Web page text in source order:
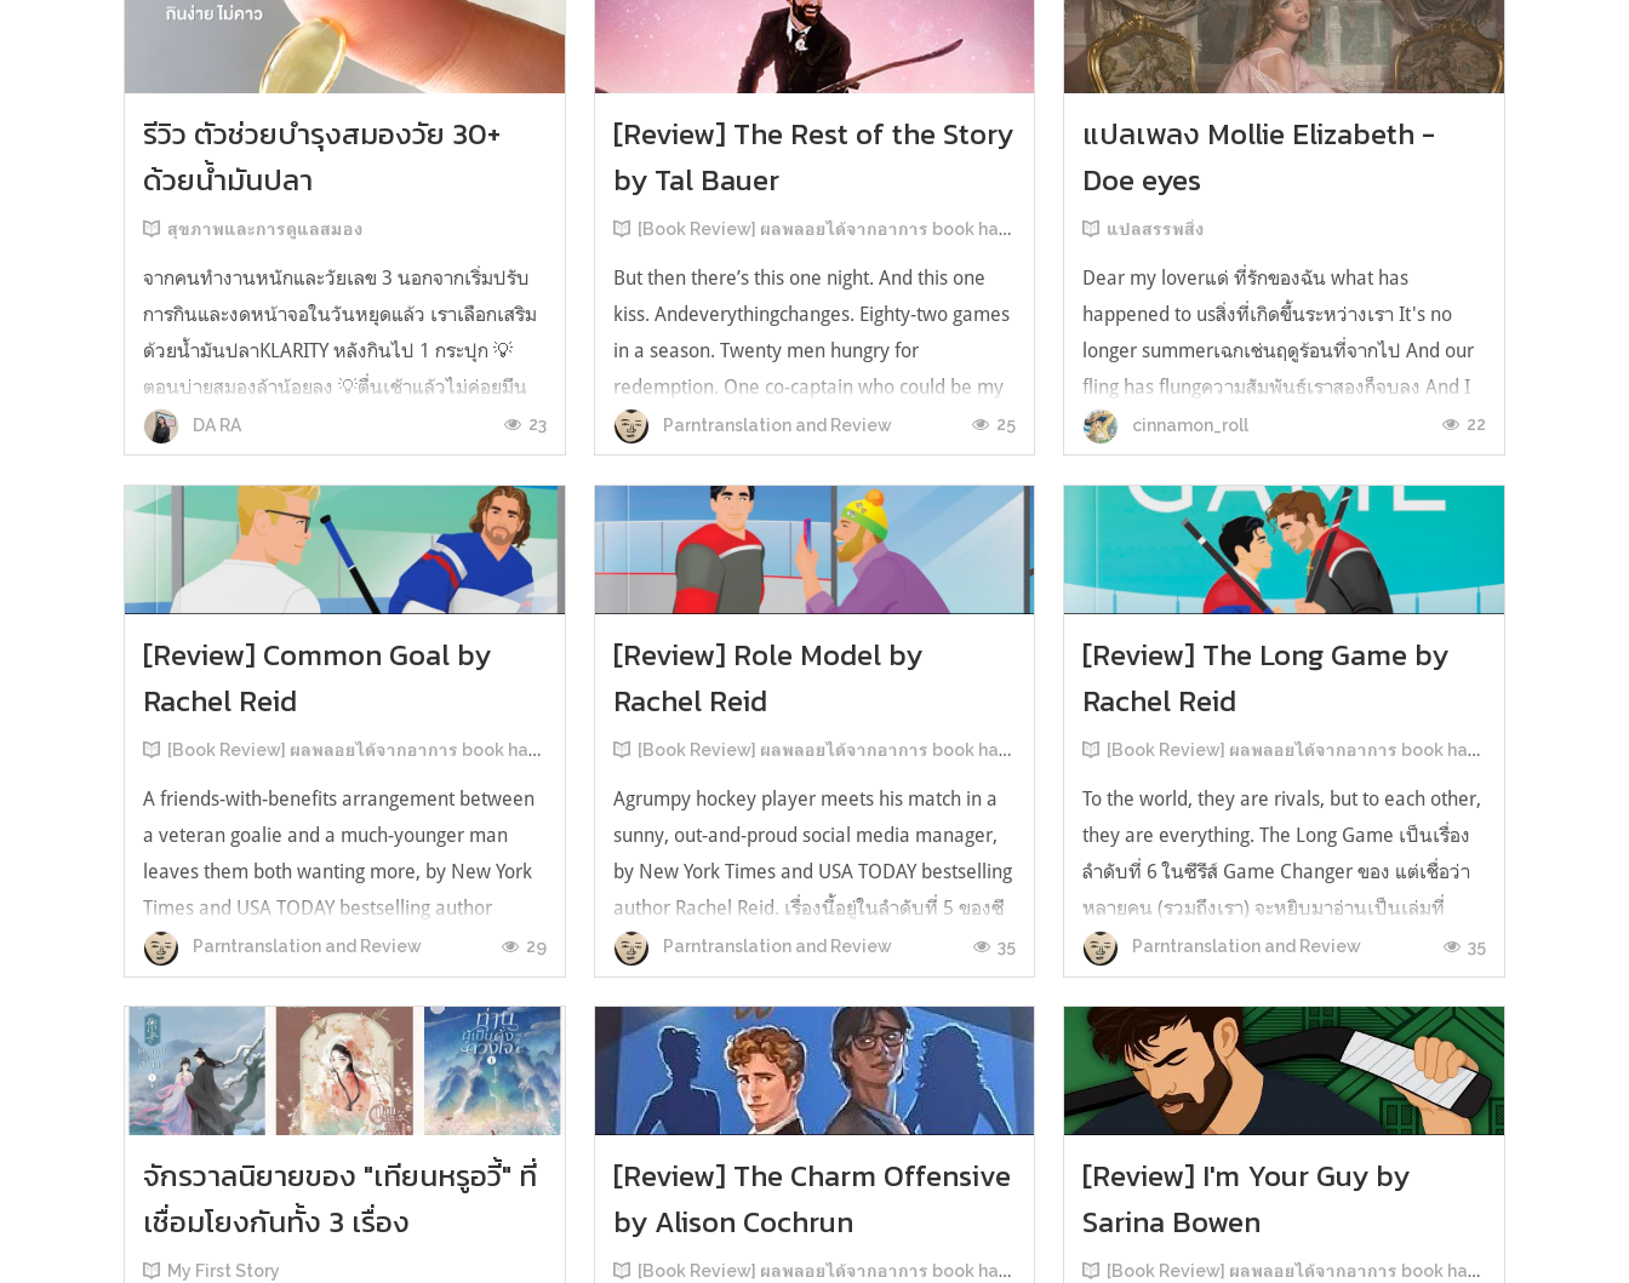
รีวิว ตัวช่วยบำรุงสมองวัย 30+
ด้วยน้ำมันปลา
สุขภาพและการดูแลสมอง
จากคนทำงานหนักและวัยเลข 3 นอกจากเริ่มปรับ
การกินและงดหน้าจอในวันหยุดแล้ว เราเลือกเสริม
ด้วยน้ำมันปลาKLARITY หลังกินไป 1 กระปุก 💡
ตอนบ่ายสมองล้าน้อยลง 💡ตื่นเช้าแล้วไม่ค่อยมึน
หัว 💡ไอเดียไม่ตัน ยิ่งทำงานสาย Content แนะนำ
ว่าควรมี ชอบตรงที่ไม่มีกลิ่นคาวเลย กินง่ายสุด
ตั้งแต่เคยกินน้ำมันปลามาเลย ใครที่เคยกิ...
DA RA 23
[Review] The Rest of the Story
by Tal Bauer
[Book Review] ผลพลอยได้จากอาการ book hangover หลังอ่านสารพัน MM Romance
But then there’s this one night. And this one
kiss. Andeverythingchanges. Eighty-two games
in a season. Twenty men hungry for
redemption. One co-captain who could be my
forever. This is the rest of the story. หลังอ่าน
แบบฟีลกู้ดติดๆ กันแล้ว เลยอยากได้ความแสบ
ทรวงในชีวิตบ้าง (หาเรื่อง!) เล่มนี้คู่หูเอ...
Parntranslation and Review 25
แปลเพลง Mollie Elizabeth -
Doe eyes
แปลสรรพสิ่ง
Dear my loverแด่ ที่รักของฉัน what has
happened to usสิ่งที่เกิดขึ้นระหว่างเรา It's no
longer summerเฉกเช่นฤดูร้อนที่จากไป And our
fling has flungความสัมพันธ์เราสองก็จบลง And I
still spin your recordsแต่ฉันยังเล่นเพลงโปรดของ
คุณบนแผ่นเสียงไวนิล And You still feel like
homeในใจฉัน ตัวตนคุณก็ยังอบอ...
cinnamon_roll 22
[Review] Common Goal by
Rachel Reid
[Book Review] ผลพลอยได้จากอาการ book hangover หลังอ่านสารพัน MM Romance
A friends-with-benefits arrangement between
a veteran goalie and a much-younger man
leaves them both wanting more, by New York
Times and USA TODAY bestselling author
Rachel Reid. เป็นเรื่องลำดับที่ 4ในซีรีส์ Game
Changer และเป็นเล่มที่ 4 ที่เราหยิบมาอ่าน ใน
ที่สุดลำดับเรื่องกับลำดับที่หยิบอ่านก็ตรงกั...
Parntranslation and Review 29
[Review] Role Model by
Rachel Reid
[Book Review] ผลพลอยได้จากอาการ book hangover หลังอ่านสารพัน MM Romance
Agrumpy hockey player meets his match in a
sunny, out-and-proud social media manager,
by New York Times and USA TODAY bestselling
author Rachel Reid. เรื่องนี้อยู่ในลำดับที่ 5 ของซี
รีส์ Game Changer แต่เป็นเรื่องที่ 3 ที่เราหยิบมา
อ่าน เพราะเห็นว่าเป็นเรื่องในไทม์ไลน์เดียวกันกับ
TheLong Game ประกอบกั...
Parntranslation and Review 35
[Review] The Long Game by
Rachel Reid
[Book Review] ผลพลอยได้จากอาการ book hangover หลังอ่านสารพัน MM Romance
To the world, they are rivals, but to each other,
they are everything. The Long Game เป็นเรื่อง
ลำดับที่ 6 ในซีรีส์ Game Changer ของ แต่เชื่อว่า
หลายคน (รวมถึงเรา) จะหยิบมาอ่านเป็นเล่มที่
2หลังจากอ่าน Heated Rivalry มา555 เรื่องย่อ:
The Long Game เล่ม Long Game นี่จะเป็น
ประมาณ2 ปีหลังจาก HR จะดำเนินเ...
Parntranslation and Review 35
จักรวาลนิยายของ "เทียนหรูอวี้" ที่
เชื่อมโยงกันทั้ง 3 เรื่อง
My First Story
[Review] The Charm Offensive
by Alison Cochrun
[Book Review] ผลพลอยได้จากอาการ book hangover หลังอ่านสารพัน MM Romance
[Review] I'm Your Guy by
Sarina Bowen
[Book Review] ผลพลอยได้จากอาการ book hangover หลังอ่านสารพัน MM Romance